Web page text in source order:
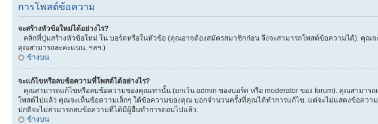
การโพสต์ข้อความ
จะสร้างหัวข้อใหม่ได้อย่างไร?
คลิกที่ปุ่มสร้างหัวข้อใหม่ ใน บอร์ดหรือในหัวข้อ (คุณอาจต้องสมัครสมาชิกก่อน จึงจะสามารถโพสต์ข้อความได้). คุ
คุณสามารถละคะแนน, ฯลฯ.)
ข้างบน
จะแก้ไขหรือลบข้อความที่โพสต์ได้อย่างไร?
คุณสามารถแก้ไขหรือลบข้อความของคุณเท่านั้น (ยกเว้น admin ของบอร์ด หรือ moderator ของ forum). คุณสาม
โพสต์ไปแล้ว คุณจะเห็นข้อความเล็กๆ ใต้ข้อความของคุณ บอกจำนวนครั้งที่คุณได้ทำการแก้ไข. แต่จะไม่แสดงข้อควา
ปกติจะไม่สามารถลบข้อความที่ได้มีผู้อื่นทำการตอบไปแล้ว.
ข้างบน